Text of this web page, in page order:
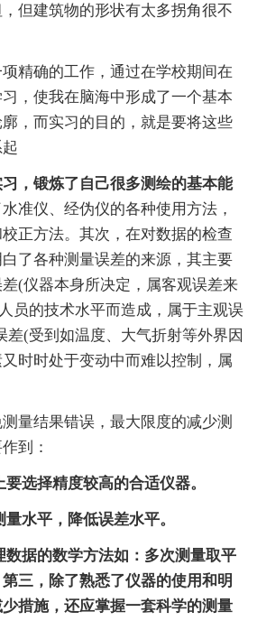
但建筑物的形状有太多拐角很不
确的工作，通过在学校期间在
，使我在脑海中形成了一个基本
，而实习的目的，就是要将这些
，锻炼了自己很多测绘的基本能
准仪、经伪仪的各种使用方法，
正方法。其次，在对数据的检查
了各种测量误差的来源，其主要
(仪器本身所决定，属客观误差来
员的技术水平而造成，属于主观误
差(受到如温度、大气折射等外界因
时时处于变动中而难以控制，属
结果错误，最大限度的减少测
到：
择精度较高的合适仪器。
水平，降低误差水平。
据的数学方法如：多次测量取平
三，除了熟悉了仪器的使用和明
措施，还应掌握一套科学的测量